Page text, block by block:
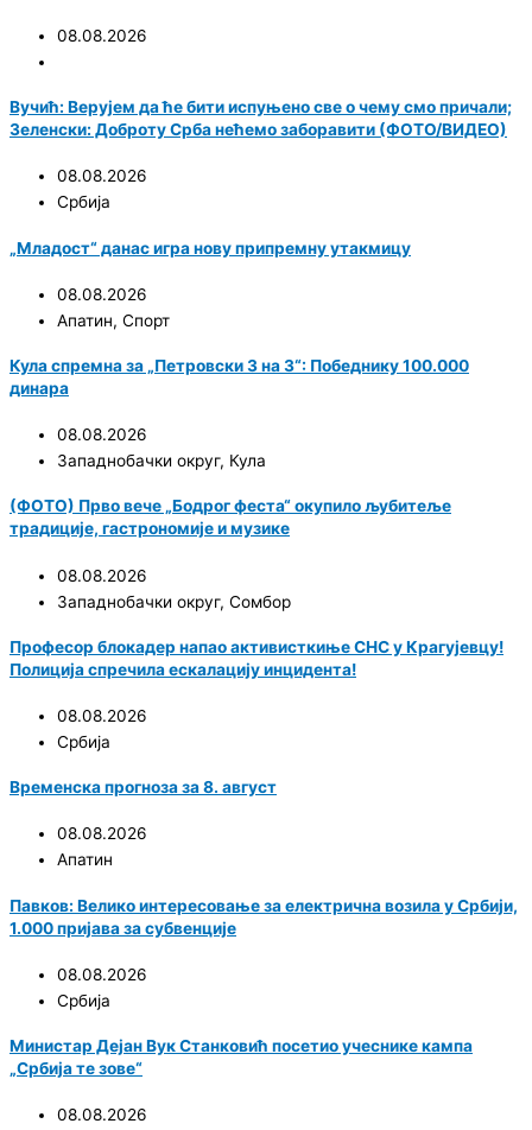
08.08.2026
Вучић: Верујем да ће бити испуњено све о чему смо причали;
Зеленски: Доброту Срба нећемо заборавити (ФОТО/ВИДЕО)
08.08.2026
Србија
„Младост“ данас игра нову припремну утакмицу
08.08.2026
Апатин, Спорт
Кула спремна за „Петровски 3 на 3“: Победнику 100.000
динара
08.08.2026
Западнобачки округ, Кула
(ФОТО) Прво вече „Бодрог феста“ окупило љубитеље
традиције, гастрономије и музике
08.08.2026
Западнобачки округ, Сомбор
Професор блокадер напао активисткиње СНС у Крагујевцу!
Полиција спречила ескалацију инцидента!
08.08.2026
Србија
Временска прогноза за 8. август
08.08.2026
Апатин
Павков: Велико интересовање за електрична возила у Србији,
1.000 пријава за субвенције
08.08.2026
Србија
Министар Дејан Вук Станковић посетио учеснике кампа
„Србија те зове“
08.08.2026